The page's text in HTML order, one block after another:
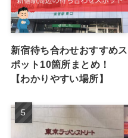
新宿待ち合わせおすすめス
ポット10箇所まとめ！
【わかりやすい場所】